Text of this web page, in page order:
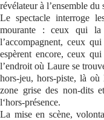
révélateur à l’ensemble
Le spectacle interroge
mourante : ceux qui la
l’accompagnent, ceux
espèrent encore, ceux
l’endroit où Laure se
hors-jeu, hors-piste, là où
zone grise des non-dits
l‘hors-présence.
La mise en scène,